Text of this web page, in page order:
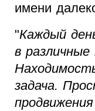
имени
"Каждый
в
задача.